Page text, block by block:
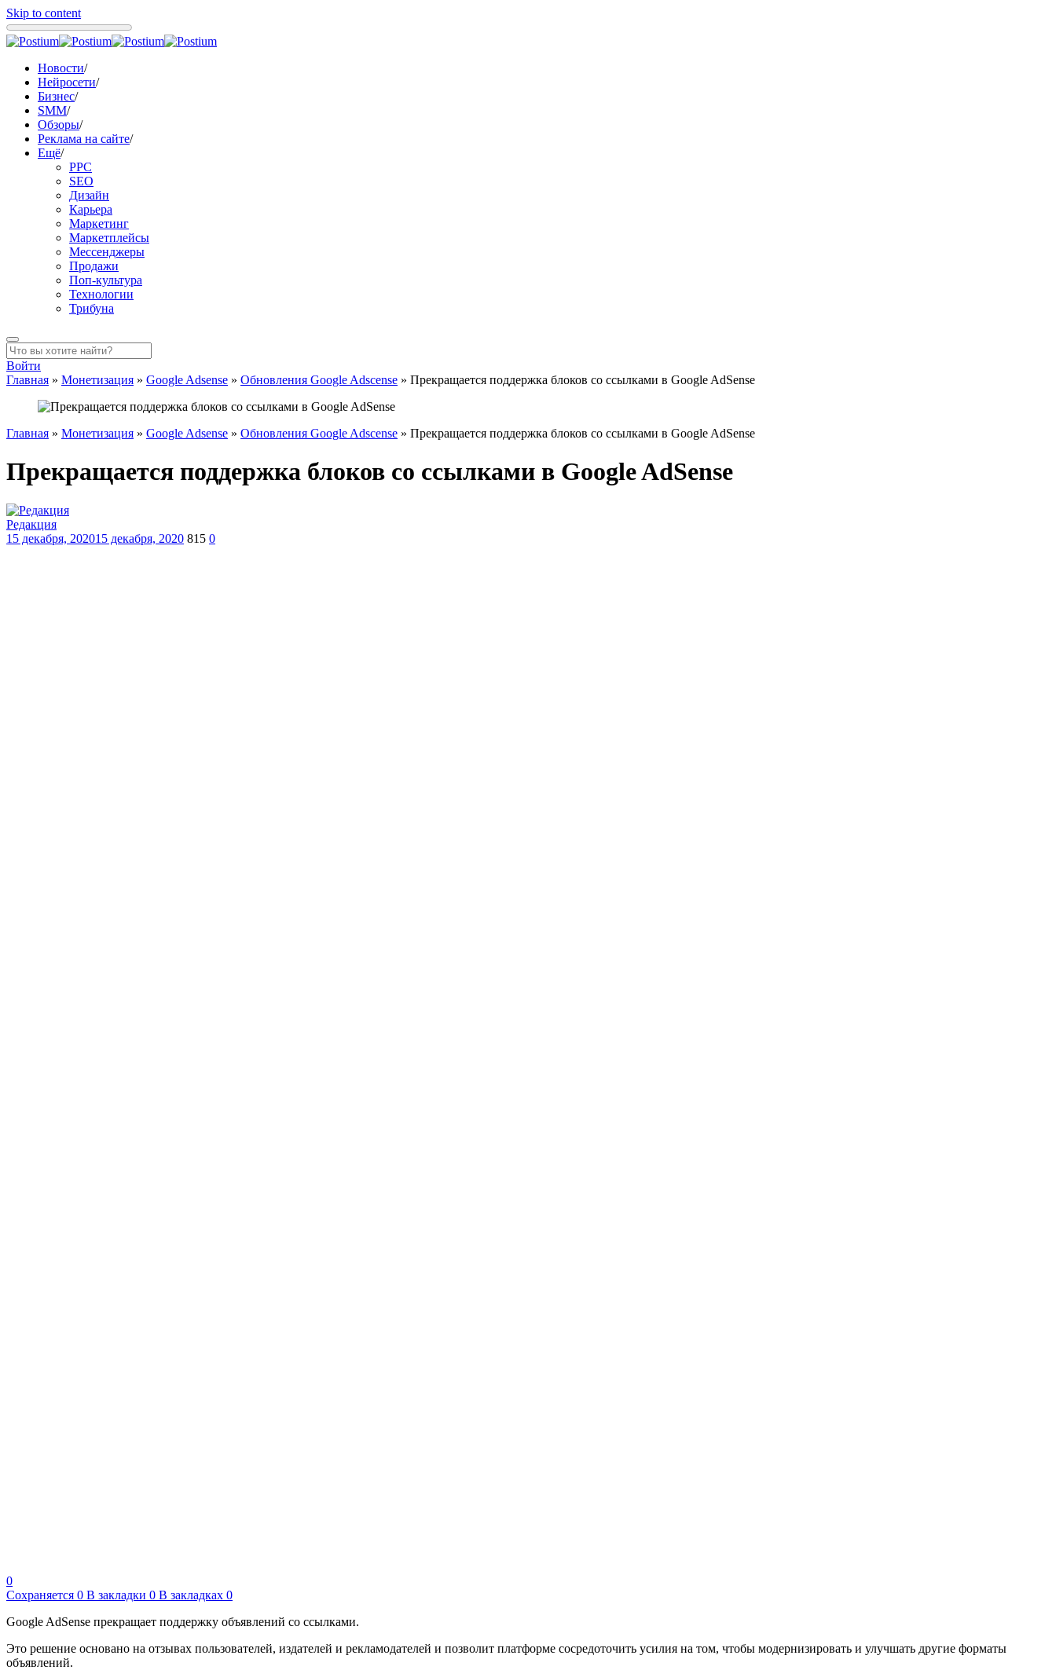
Skip to content
Новости/
Нейросети/
Бизнес/
SMM/
Обзоры/
Реклама на сайте/
Ещё/
PPC
SEO
Дизайн
Карьера
Маркетинг
Маркетплейсы
Мессенджеры
Продажи
Поп-культура
Технологии
Трибуна
Войти
Главная » Монетизация » Google Adsense » Обновления Google Adscense » Прекращается поддержка блоков со ссылками в Google AdSense
Главная » Монетизация » Google Adsense » Обновления Google Adscense » Прекращается поддержка блоков со ссылками в Google AdSense
Прекращается поддержка блоков со ссылками в Google AdSense
Редакция
15 декабря, 202015 декабря, 2020 815 0
0
Сохраняется 0 В закладки 0 В закладках 0
Google AdSense прекращает поддержку объявлений со ссылками.
Это решение основано на отзывах пользователей, издателей и рекламодателей и позволит платформе сосредоточить усилия на том, чтобы модернизировать и улучшать другие форматы
объявлений.